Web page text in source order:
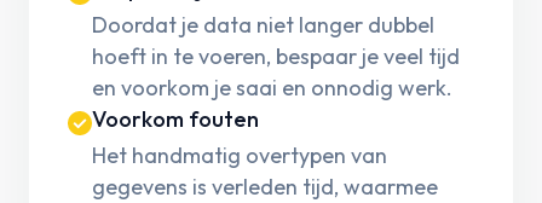
Doordat je data niet langer dubbel
hoeft in te voeren, bespaar je veel tijd
en voorkom je saai en onnodig werk.
Voorkom fouten
Het handmatig overtypen van
gegevens is verleden tijd, waarmee